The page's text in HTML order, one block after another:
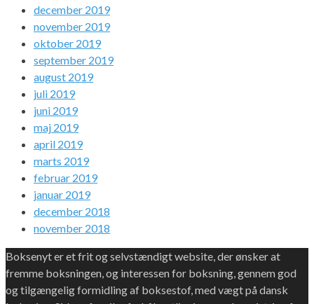
december 2019
november 2019
oktober 2019
september 2019
august 2019
juli 2019
juni 2019
maj 2019
april 2019
marts 2019
februar 2019
januar 2019
december 2018
november 2018
Boksenyt er et frit og selvstændigt website, der ønsker at
fremme boksningen, og interessen for boksning, gennem god
og tilgængelig formidling af boksestof, med vægt på dansk